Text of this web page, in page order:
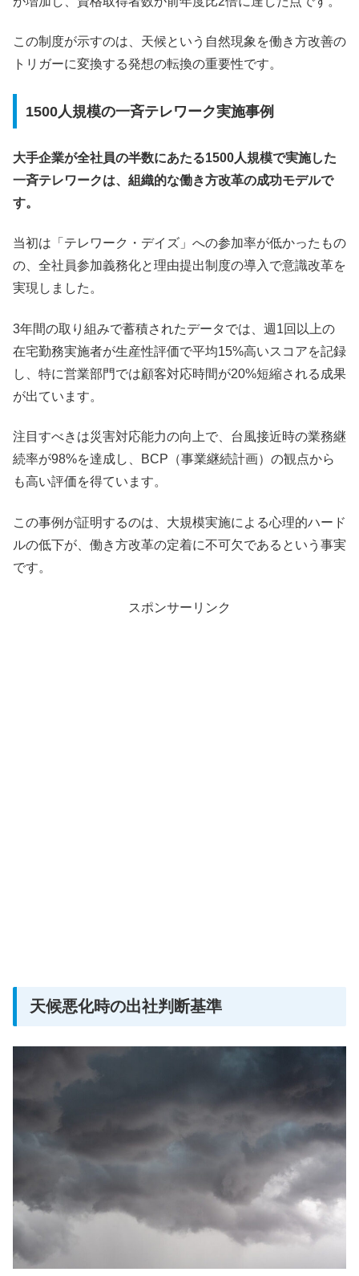
この制度が示すのは、天候という自然現象を働き方改善の
トリガーに変換する発想の転換の重要性です。
1500人規模の一斉テレワーク実施事例
大手企業が全社員の半数にあたる1500人規模で実施した
一斉テレワークは、組織的な働き方改革の成功モデルで
す。
当初は「テレワーク・デイズ」への参加率が低かったもの
の、全社員参加義務化と理由提出制度の導入で意識改革を
実現しました。
3年間の取り組みで蓄積されたデータでは、週1回以上の
在宅勤務実施者が生産性評価で平均15%高いスコアを記録
し、特に営業部門では顧客対応時間が20%短縮される成果
が出ています。
注目すべきは災害対応能力の向上で、台風接近時の業務継
続率が98%を達成し、BCP（事業継続計画）の観点から
も高い評価を得ています。
この事例が証明するのは、大規模実施による心理的ハード
ルの低下が、働き方改革の定着に不可欠であるという事実
です。
スポンサーリンク
天候悪化時の出社判断基準